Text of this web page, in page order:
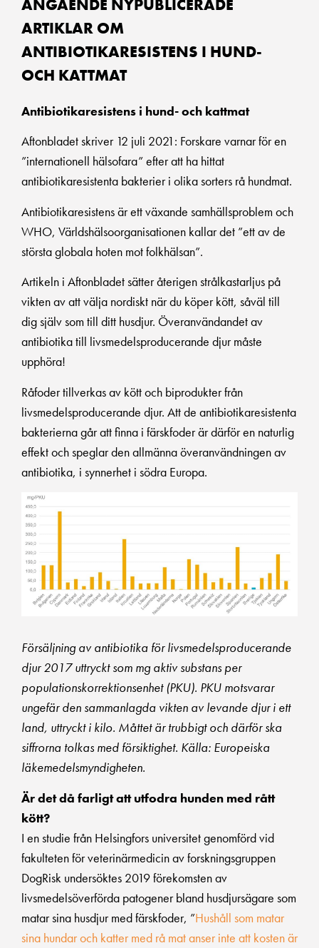
ANGÅENDE NYPUBLICERADE
ARTIKLAR OM
ANTIBIOTIKARESISTENS I HUND-
OCH KATTMAT
Antibiotikaresistens i hund- och kattmat
Aftonbladet skriver 12 juli 2021: Forskare varnar för en
”internationell hälsofara” efter att ha hittat
antibiotikaresistenta bakterier i olika sorters rå hundmat.
Antibiotikaresistens är ett växande samhällsproblem och
WHO, Världshälsoorganisationen kallar det ”ett av de
största globala hoten mot folkhälsan”.
Artikeln i Aftonbladet sätter återigen strålkastarljus på
vikten av att välja nordiskt när du köper kött, såväl till
dig själv som till ditt husdjur. Överanvändandet av
antibiotika till livsmedelsproducerande djur måste
upphöra!
Råfoder tillverkas av kött och biprodukter från
livsmedelsproducerande djur. Att de antibiotikaresistenta
bakterierna går att finna i färskfoder är därför en naturlig
effekt och speglar den allmänna överanvändningen av
antibiotika, i synnerhet i södra Europa.
Försäljning av antibiotika för livsmedelsproducerande
djur 2017 uttryckt som mg aktiv substans per
populationskorrektionsenhet (PKU). PKU motsvarar
ungefär den sammanlagda vikten av levande djur i ett
land, uttryckt i kilo. Måttet är trubbigt och därför ska
siffrorna tolkas med försiktighet. Källa: Europeiska
läkemedelsmyndigheten.
Är det då farligt att utfodra hunden med rått
kött?
I en studie från Helsingfors universitet genomförd vid
fakulteten för veterinärmedicin av forskningsgruppen
DogRisk undersöktes 2019 förekomsten av
livsmedelsöverförda patogener bland husdjursägare som
matar sina husdjur med färskfoder, ”Hushåll som matar
sina hundar och katter med rå mat anser inte att kosten är